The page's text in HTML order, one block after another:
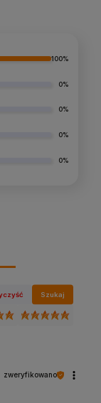
100%
0%
0%
0%
0%
Szukaj
zweryfikowano